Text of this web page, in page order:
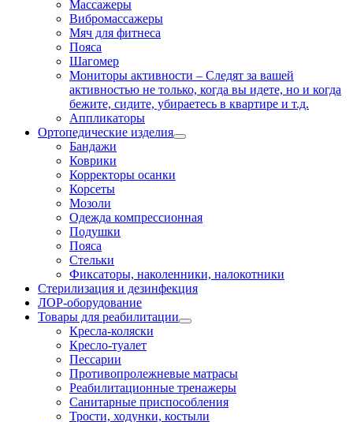
Массажеры
Вибромассажеры
Мяч для фитнеса
Пояса
Шагомер
Мониторы активности – Следят за вашей
активностью не только, когда вы идете, но и когда
бежите, сидите, убираетесь в квартире и т.д.
Аппликаторы
Ортопедические изделия
Бандажи
Коврики
Корректоры осанки
Корсеты
Мозоли
Одежда компрессионная
Подушки
Пояса
Стельки
Фиксаторы, наколенники, налокотники
Стерилизация и дезинфекция
ЛОР-оборудование
Товары для реабилитации
Кресла-коляски
Кресло-туалет
Пессарии
Противопролежневые матрасы
Реабилитационные тренажеры
Санитарные приспособления
Трости, ходунки, костыли